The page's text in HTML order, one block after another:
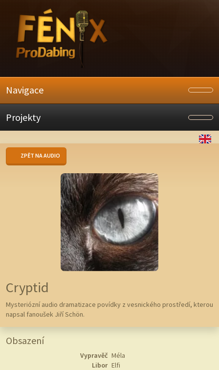
Navigace
Projekty
ZPĚT NA AUDIO
Cryptid
Mysteriózní audio dramatizace povídky z vesnického prostředí, kterou
napsal fanoušek Jiří Schön.
Obsazení
Vypravěč Méla
Libor Elfi